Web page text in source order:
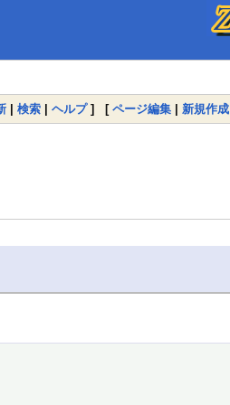
| 検索 | ヘルプ] [ ページ編集 | 新規作成